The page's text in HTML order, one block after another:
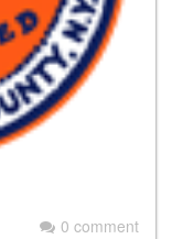
0 comment